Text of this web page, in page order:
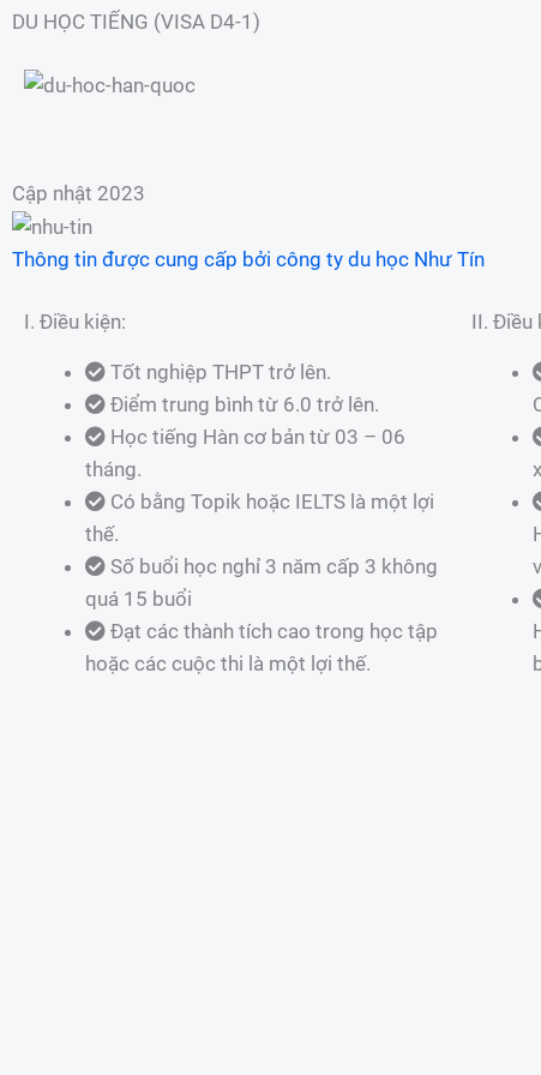
DU HỌC TIẾNG (VISA D4-1)
Cập nhật 2023
Thông tin được cung cấp bởi công ty du học Như Tín
I. Điều kiện:
Tốt nghiệp THPT trở lên.
Điểm trung bình từ 6.0 trở lên.
Học tiếng Hàn cơ bản từ 03 – 06
tháng.
Có bằng Topik hoặc IELTS là một lợi
thế.
Số buổi học nghỉ 3 năm cấp 3 không
quá 15 buổi
Đạt các thành tích cao trong học tập
hoặc các cuộc thi là một lợi thế.
II. Điều